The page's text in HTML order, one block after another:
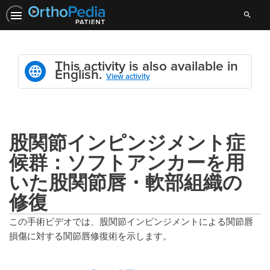
Search
This activity is also available in
English.View activity
股関節インピンジメント症
候群：ソフトアンカーを用
いた股関節唇・軟部組織の
修復
この手術ビデオでは、股関節インピンジメントによる関節唇
損傷に対する関節唇修復術を示します。